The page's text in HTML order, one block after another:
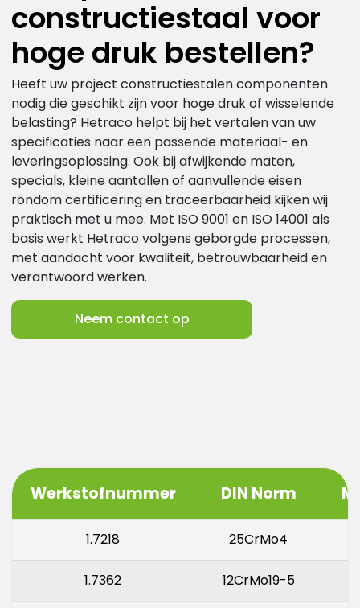
constructiestaal voor
hoge druk bestellen?
Heeft uw project constructiestalen componenten
nodig die geschikt zijn voor hoge druk of wisselende
belasting? Hetraco helpt bij het vertalen van uw
specificaties naar een passende materiaal- en
leveringsoplossing. Ook bij afwijkende maten,
specials, kleine aantallen of aanvullende eisen
rondom certificering en traceerbaarheid kijken wij
praktisch met u mee. Met ISO 9001 en ISO 14001 als
basis werkt Hetraco volgens geborgde processen,
met aandacht voor kwaliteit, betrouwbaarheid en
verantwoord werken.
Neem contact op
Werkstofnummer DIN Norm
1.7218 25CrMo4
1.7362 12CrMo19-5